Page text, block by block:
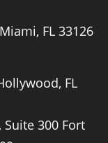
FL 33126
FL
Suite 300 Fort